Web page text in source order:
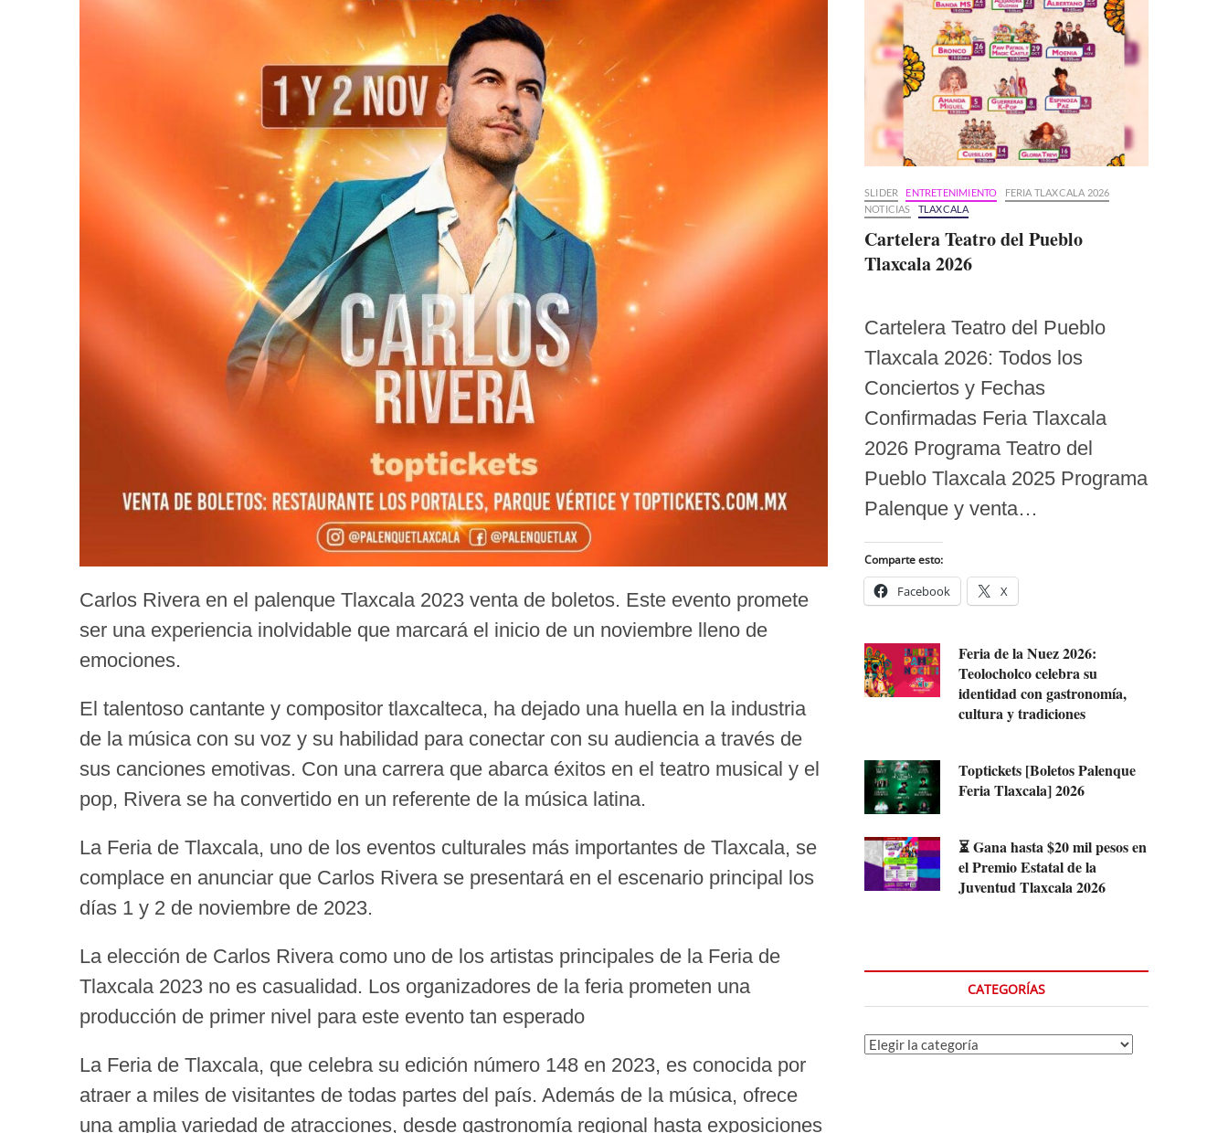
Carlos Rivera en el palenque Tlaxcala 2023 venta de boletos. Este evento promete
ser una experiencia inolvidable que marcará el inicio de un noviembre lleno de
emociones.
El talentoso cantante y compositor tlaxcalteca, ha dejado una huella en la industria
de la música con su voz y su habilidad para conectar con su audiencia a través de
sus canciones emotivas. Con una carrera que abarca éxitos en el teatro musical y el
pop, Rivera se ha convertido en un referente de la música latina.
La Feria de Tlaxcala, uno de los eventos culturales más importantes de Tlaxcala, se
complace en anunciar que Carlos Rivera se presentará en el escenario principal los
días 1 y 2 de noviembre de 2023.
La elección de Carlos Rivera como uno de los artistas principales de la Feria de
Tlaxcala 2023 no es casualidad. Los organizadores de la feria prometen una
producción de primer nivel para este evento tan esperado
La Feria de Tlaxcala, que celebra su edición número 148 en 2023, es conocida por
atraer a miles de visitantes de todas partes del país. Además de la música, ofrece
una amplia variedad de atracciones, desde gastronomía regional hasta exposiciones
SLIDER ENTRETENIMIENTO
FERIA TLAXCALA 2026
NOTICIAS
TLAXCALA
Cartelera Teatro del Pueblo
Tlaxcala 2026
Cartelera Teatro del Pueblo
Tlaxcala 2026: Todos los
Conciertos y Fechas
Confirmadas Feria Tlaxcala
2026 Programa Teatro del
Pueblo Tlaxcala 2025 Programa
Palenque y venta…
Comparte esto:
Facebook X
Feria de la Nuez 2026:
Teolocholco celebra su
identidad con gastronomía,
cultura y tradiciones
Toptickets [Boletos Palenque
Feria Tlaxcala] 2026
⏳ Gana hasta $20 mil pesos en
el Premio Estatal de la
Juventud Tlaxcala 2026
CATEGORÍAS
Categorías